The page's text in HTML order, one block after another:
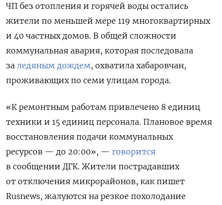
ЧП без отопления и горячей воды остались
жители по меньшей мере 119 многоквартирных
и 40 частных домов. В общей сложности
коммунальная авария, которая последовала
за ледяным дождем, охватила хабаровчан,
проживающих по семи улицам города.
«К ремонтным работам привлечено 8 единиц
техники и 15 единиц персонала. Плановое время
восстановления подачи коммунальных
ресурсов — до 20:00», — говорится
в сообщении ДГК. Жители пострадавших
от отключения микрорайонов, как пишет
Rusnews, жалуются на резкое похолодание